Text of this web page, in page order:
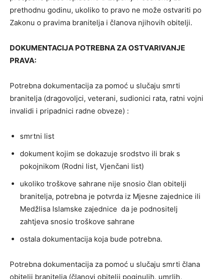
prethodnu godinu, ukoliko to pravo ne može ostvariti po
Zakonu o pravima branitelja i članova njihovih obitelji.
DOKUMENTACIJA POTREBNA ZA OSTVARIVANJE
PRAVA:
Potrebna dokumentacija za pomoć u slučaju smrti
branitelja (dragovoljci, veterani, sudionici rata, ratni vojni
invalidi i pripadnici radne obveze) :
smrtni list
dokument kojim se dokazuje srodstvo ili brak s
pokojnikom (Rodni list, Vjenčani list)
ukoliko troškove sahrane nije snosio član obitelji
branitelja, potrebna je potvrda iz Mjesne zajednice ili
Medžlisa Islamske zajednice da je podnositelj
zahtjeva snosio troškove sahrane
ostala dokumentacija koja bude potrebna.
Potrebna dokumentacija za pomoć u slučaju smrti člana
obitelji branitelja (članovi obitelji poginulih, umrlih,